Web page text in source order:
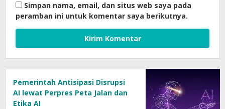
Simpan nama, email, dan situs web saya pada
peramban ini untuk komentar saya berikutnya.
Pemerintah Antisipasi Disrupsi
AI lewat Perpres Peta Jalan dan
Etika AI